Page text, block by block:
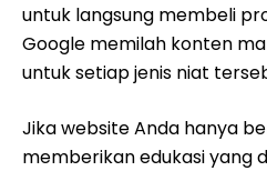
untuk langsung membeli
Google memilah konten
untuk setiap jenis niat
Jika website Anda hanya
memberikan edukasi yang